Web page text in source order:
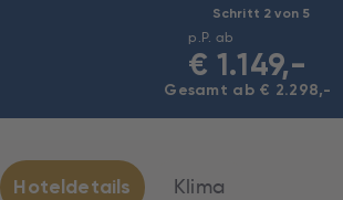
Schritt 2 von 5
p.P. ab
€ 1.149,-
Gesamt ab € 2.298,-
Hoteldetails Klima